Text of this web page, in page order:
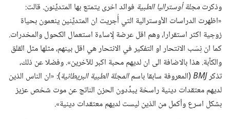
وذكرتمجلة أوستراليا الطبية فوائد اخرى يتمتع بها المتديِّنون.‏ قالت:‏
«اظهرت الدراسات الأوسترالية التي أُجريت ان المتديِّنين ينعمون بحياة
زوجية اكثر استقرارا،‏ وهم اقل عرضة لٕاساءة استعمال الكحول والمخدرات.‏
كما ان نِسَب الانتحار او التفكير في الانتحار هي اقل بينهم،‏ مثلها مثل القلق
والكآبة.‏ هذا بالاضافة الى ان لديهم محبة اكبر للآخرين».‏ وفضلا عن ذلك،‏
تذكر ‏J
M
B‏ (‏المعروفة سابقا باسمالمجلة الطبية البريطانية‏)‏:‏ «ان الناس الذين
لديهم معتقدات دينية راسخة يبدِّدون الحزن الناتج عن موت شخص عزيز
بشكل اسرع وأكمل من الذين ليست لديهم معتقدات دينية».‏